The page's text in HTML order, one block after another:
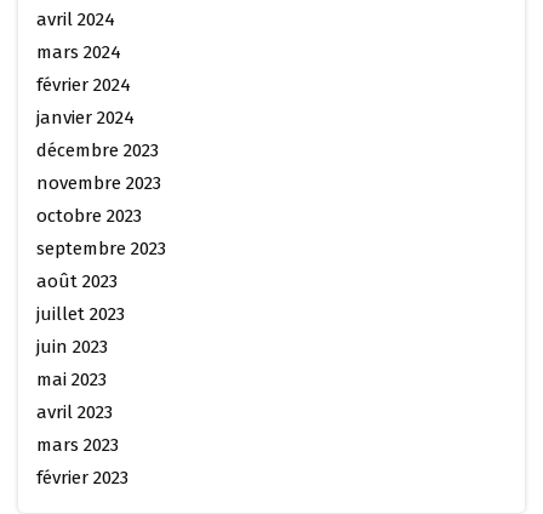
avril 2024
mars 2024
février 2024
janvier 2024
décembre 2023
novembre 2023
octobre 2023
septembre 2023
août 2023
juillet 2023
juin 2023
mai 2023
avril 2023
mars 2023
février 2023